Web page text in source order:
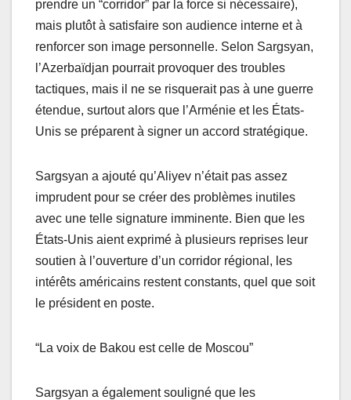
prendre un “corridor” par la force si nécessaire),
mais plutôt à satisfaire son audience interne et à
renforcer son image personnelle. Selon Sargsyan,
l’Azerbaïdjan pourrait provoquer des troubles
tactiques, mais il ne se risquerait pas à une guerre
étendue, surtout alors que l’Arménie et les États-
Unis se préparent à signer un accord stratégique.
Sargsyan a ajouté qu’Aliyev n’était pas assez
imprudent pour se créer des problèmes inutiles
avec une telle signature imminente. Bien que les
États-Unis aient exprimé à plusieurs reprises leur
soutien à l’ouverture d’un corridor régional, les
intérêts américains restent constants, quel que soit
le président en poste.
“La voix de Bakou est celle de Moscou”
Sargsyan a également souligné que les